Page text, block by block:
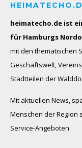
heimatecho.de ist
für Hamburgs
mit den thematischen
Geschäftswelt,
Stadtteilen der
Mit aktuellen News,
Menschen der Region
Service-Angeboten.